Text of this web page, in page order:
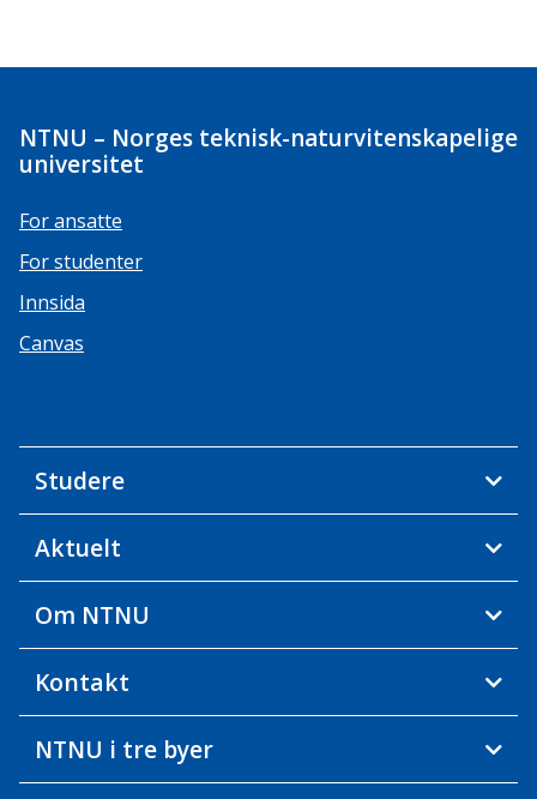
NTNU – Norges teknisk-naturvitenskapelige
universitet
For ansatte
For studenter
Innsida
Canvas
Studere
Aktuelt
Om NTNU
Kontakt
NTNU i tre byer